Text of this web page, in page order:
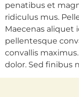
penatibus et
ridiculus mus.
Maecenas aliquet
pellentesque
convallis
dolor. Sed finibus